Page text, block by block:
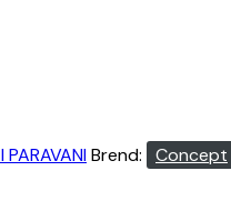
PARAVANIBrend: Concept